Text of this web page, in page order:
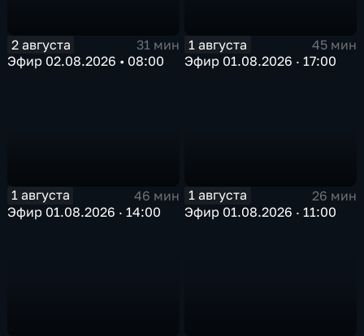
2 августа
31 мин
Эфир 02.08.2026 • 08:00
1 августа
45 мин
Эфир 01.08.2026 · 17:00
1 августа
46 мин
Эфир 01.08.2026 · 14:00
1 августа
26 мин
Эфир 01.08.2026 · 11:00